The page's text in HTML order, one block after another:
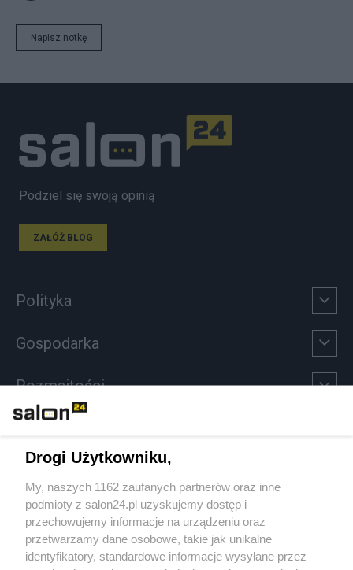
Napisz notkę
Podziel się swoją opinią
ZAŁÓŻ BLOG
Polityka
Gospodarka
Rozmaitości
Sport
Społeczeństwo
Kultura
Drogi Użytkowniku,
My, naszych 1162 zaufanych partnerów oraz inne
podmioty z salon24.pl uzyskujemy dostęp i
przechowujemy informacje na urządzeniu oraz
przetwarzamy dane osobowe, takie jak unikalne
identyfikatory, standardowe informacje wysyłane przez